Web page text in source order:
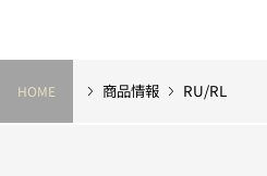
HOME 商品情報 RU/RL